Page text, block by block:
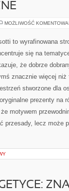
MOŻLIWOŚĆ
to wyrafinowana
się na
że dobrze
znacznie więcej niż
stworzone dla
prezenty na
motywem
przesady, lecz może